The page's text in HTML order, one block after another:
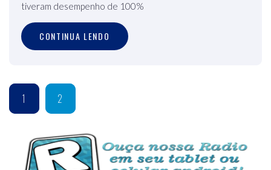
tiveram desempenho de 100%
CONTINUA LENDO
1 2